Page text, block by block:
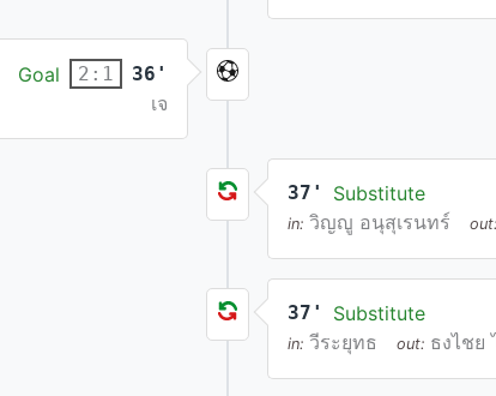
Goal 2:1 36'
เจ
37' Substitute
in: วิญญู อนุสุเรนทร์
37' Substitute
in: วีระยุทธ out: ธงไชย